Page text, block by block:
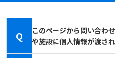
Q
このページから問い合わ
や施設に個人情報が渡さ